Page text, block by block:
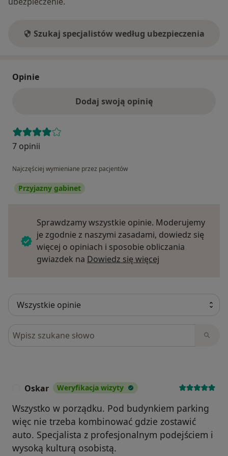
Szukaj specjalistów według ubezpieczenia
Opinie
Dodaj swoją opinię
7 opinii
Najczęściej wymieniane przez pacjentów
Przyjazny gabinet
Sprawdzamy wszystkie opinie. Moderujemy
je zgodnie z naszymi zasadami, dowiedz się
więcej o opiniach i sposobie obliczania
gwiazdek na Dowiedz się więcej
Szukaj w opiniach
Oskar Weryfikacja wizyty
Wszystko w porządku. Pod budynkiem parking
więc nie trzeba kombinować gdzie zostawić
auto. Specjalista z profesjonalnym podejściem i
wysoką kulturą osobistą.